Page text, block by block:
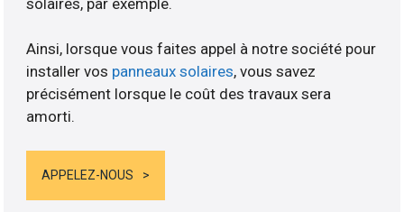
Ainsi, lorsque vous faites appel à notre société pour
installer vos panneaux solaires, vous savez
précisément lorsque le coût des travaux sera
amorti.
APPELEZ-NOUS